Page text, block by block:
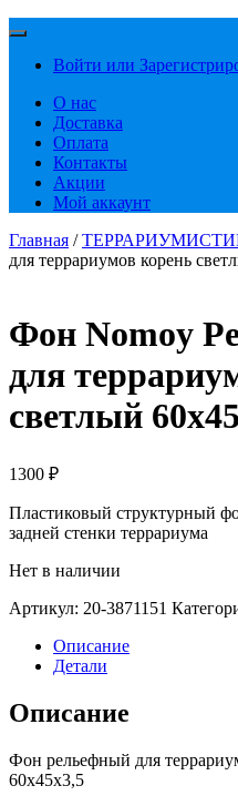
Войти или
О нас
Доставка
Оплата
Контакты
Акции
Мой аккаунт
Главная /
для террариумов корень
Фон Nomoy
для
светлый
1300 ₽
Пластиковый структурный
задней стенки террариума
Нет в наличии
Артикул: 20-3871151
Описание
Детали
Описание
Фон рельефный для
60х45х3,5